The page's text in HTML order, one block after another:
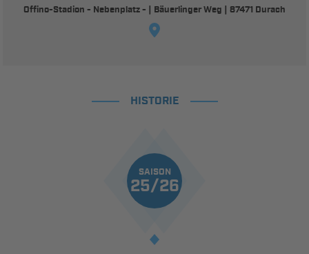
Offino-Stadion - Nebenplatz - | Bäuerlinger Weg | 87471 Durach
HISTORIE
SAISON
25/26